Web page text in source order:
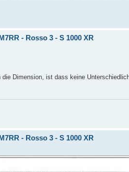
- Rosso 3 - S 1000 XR
Dimension, ist dass keine
- Rosso 3 - S 1000 XR